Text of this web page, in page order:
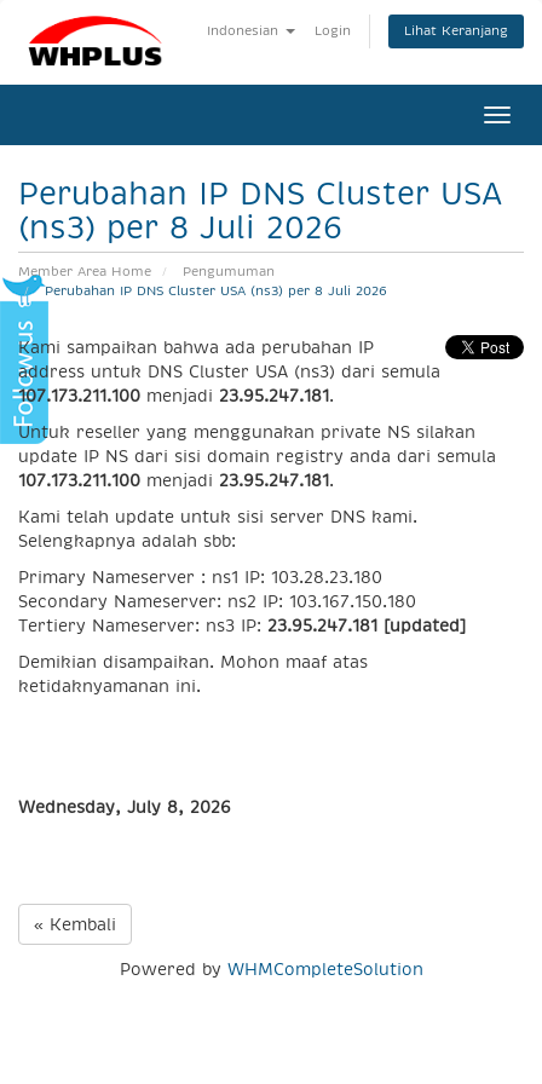
Indonesian Login Lihat Keranjang
Perubahan IP DNS Cluster USA
(ns3) per 8 Juli 2026
Member Area Home
Pengumuman
Perubahan IP DNS Cluster USA (ns3) per 8 Juli 2026
Kami sampaikan bahwa ada perubahan IP
address untuk DNS Cluster USA (ns3) dari semula
107.173.211.100 menjadi 23.95.247.181 .
Untuk reseller yang menggunakan private NS silakan
update IP NS dari sisi domain registry anda dari semula
107.173.211.100 menjadi 23.95.247.181 .
Kami telah update untuk sisi server DNS kami.
Selengkapnya adalah sbb:
Primary Nameserver : ns1 IP: 103.28.23.180
Secondary Nameserver: ns2 IP: 103.167.150.180
Tertiery Nameserver: ns3 IP: 23.95.247.181 [updated]
Demikian disampaikan. Mohon maaf atas
ketidaknyamanan ini.
Wednesday, July 8, 2026
« Kembali
Powered by WHMCompleteSolution